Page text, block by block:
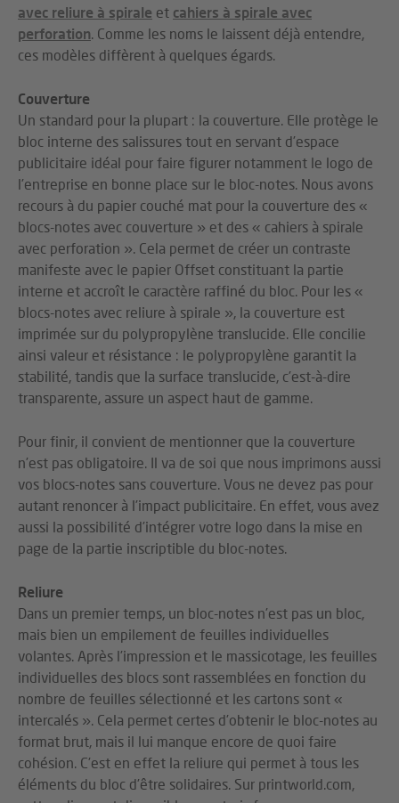
avec reliure à spirale et cahiers à spirale avec
perforation. Comme les noms le laissent déjà entendre,
ces modèles diffèrent à quelques égards.
Couverture
Un standard pour la plupart : la couverture. Elle protège le
bloc interne des salissures tout en servant d’espace
publicitaire idéal pour faire figurer notamment le logo de
l’entreprise en bonne place sur le bloc-notes. Nous avons
recours à du papier couché mat pour la couverture des «
blocs-notes avec couverture » et des « cahiers à spirale
avec perforation ». Cela permet de créer un contraste
manifeste avec le papier Offset constituant la partie
interne et accroît le caractère raffiné du bloc. Pour les «
blocs-notes avec reliure à spirale », la couverture est
imprimée sur du polypropylène translucide. Elle concilie
ainsi valeur et résistance : le polypropylène garantit la
stabilité, tandis que la surface translucide, c’est-à-dire
transparente, assure un aspect haut de gamme.
Pour finir, il convient de mentionner que la couverture
n’est pas obligatoire. Il va de soi que nous imprimons aussi
vos blocs-notes sans couverture. Vous ne devez pas pour
autant renoncer à l’impact publicitaire. En effet, vous avez
aussi la possibilité d’intégrer votre logo dans la mise en
page de la partie inscriptible du bloc-notes.
Reliure
Dans un premier temps, un bloc-notes n’est pas un bloc,
mais bien un empilement de feuilles individuelles
volantes. Après l’impression et le massicotage, les feuilles
individuelles des blocs sont rassemblées en fonction du
nombre de feuilles sélectionné et les cartons sont «
intercalés ». Cela permet certes d’obtenir le bloc-notes au
format brut, mais il lui manque encore de quoi faire
cohésion. C’est en effet la reliure qui permet à tous les
éléments du bloc d’être solidaires. Sur printworld.com,